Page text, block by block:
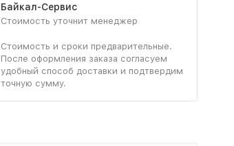
Байкал-Сервис
Стоимость уточнит менеджер
Стоимость и сроки предварительные.
После оформления заказа согласуем
удобный способ доставки и подтвердим
точную сумму.